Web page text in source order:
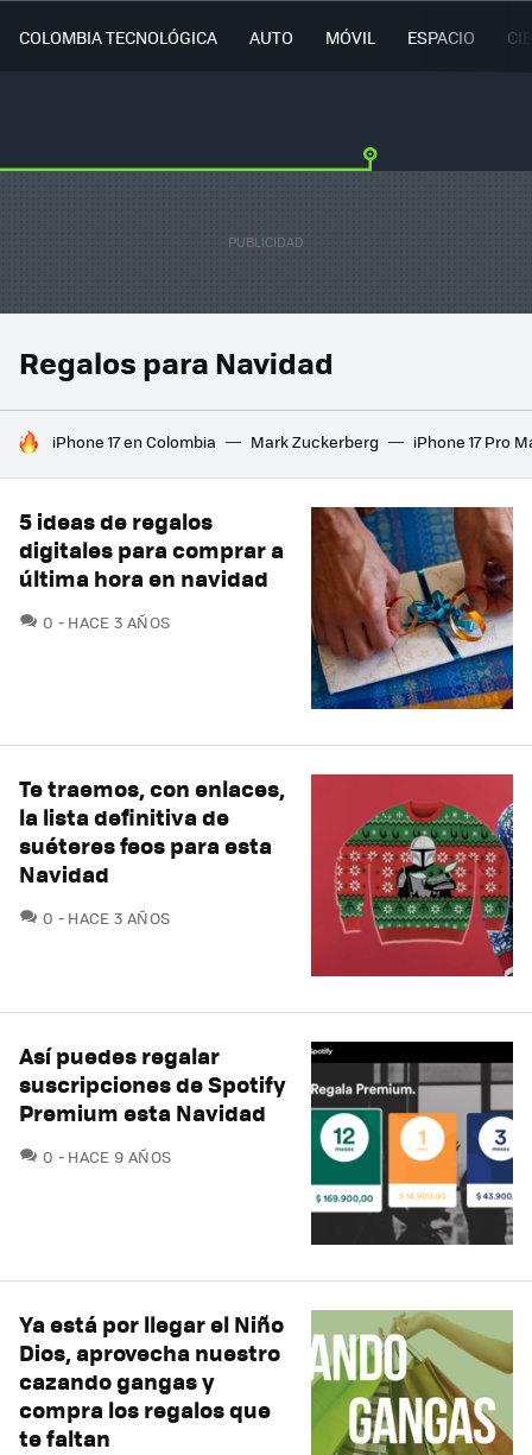
COLOMBIA TECNOLÓGICA AUTO MÓVIL ESPACIO
Regalos para Navidad
HOY SE HABLA DE
iPhone 17 en Colombia Mark Zuckerberg iPhone 17 Pro
5 ideas de regalos
digitales para comprar a
última hora en navidad
0 COMENTARIOS
HACE 3 AÑOS
Te traemos, con enlaces,
la lista definitiva de
suéteres feos para esta
Navidad
0 COMENTARIOS
HACE 3 AÑOS
Así puedes regalar
suscripciones de Spotify
Premium esta Navidad
0 COMENTARIOS
HACE 9 AÑOS
Ya está por llegar el Niño
Dios, aprovecha nuestro
cazando gangas y
compra los regalos que
te faltan